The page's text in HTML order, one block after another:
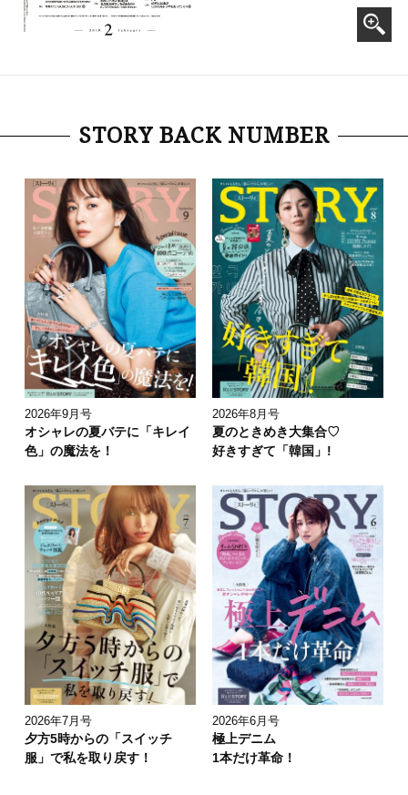
STORY BACK NUMBER
2026年9月号
オシャレの夏バテに「キレイ
色」の魔法を！
2026年8月号
夏のときめき大集合♡
好きすぎて「韓国」!
2026年7月号
夕方5時からの「スイッチ
服」で私を取り戻す！
2026年6月号
極上デニム
1本だけ革命！